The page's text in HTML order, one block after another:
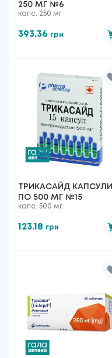
250 МГ №6
капс. 250 мг
393.36 грн
ТРИКАСАЙД КАПСУЛИ
ПО 500 МГ №15
капс. 500 мг
123.18 грн